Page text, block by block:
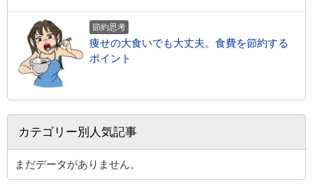
節約思考
痩せの大食いでも大丈夫。食費を節約する
ポイント
カテゴリー別人気記事
まだデータがありません。